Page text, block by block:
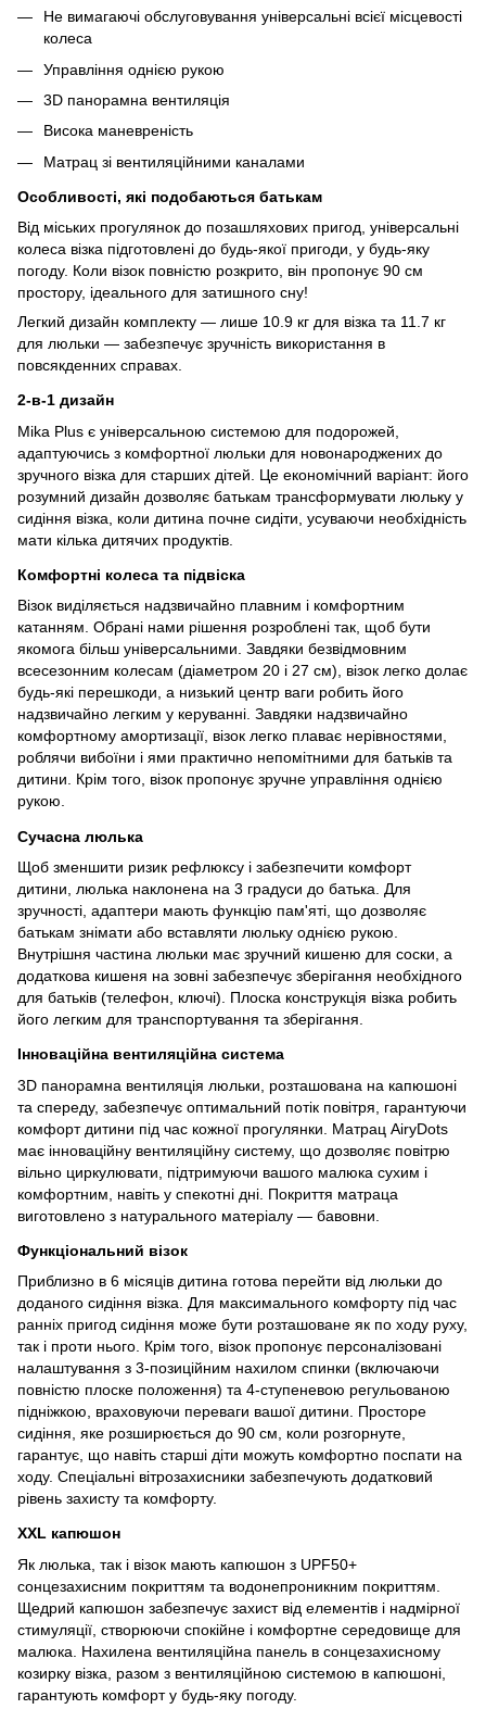
Не вимагаючі обслуговування універсальні всієї місцевості
колеса
Управління однією рукою
3D панорамна вентиляція
Висока маневреність
Матрац зі вентиляційними каналами
Особливості, які подобаються батькам
Від міських прогулянок до позашляхових пригод, універсальні
колеса візка підготовлені до будь-якої пригоди, у будь-яку
погоду. Коли візок повністю розкрито, він пропонує 90 см
простору, ідеального для затишного сну!
Легкий дизайн комплекту — лише 10.9 кг для візка та 11.7 кг
для люльки — забезпечує зручність використання в
повсякденних справах.
2-в-1 дизайн
Mika Plus є універсальною системою для подорожей,
адаптуючись з комфортної люльки для новонароджених до
зручного візка для старших дітей. Це економічний варіант: його
розумний дизайн дозволяє батькам трансформувати люльку у
сидіння візка, коли дитина почне сидіти, усуваючи необхідність
мати кілька дитячих продуктів.
Комфортні колеса та підвіска
Візок виділяється надзвичайно плавним і комфортним
катанням. Обрані нами рішення розроблені так, щоб бути
якомога більш універсальними. Завдяки безвідмовним
всесезонним колесам (діаметром 20 і 27 см), візок легко долає
будь-які перешкоди, а низький центр ваги робить його
надзвичайно легким у керуванні. Завдяки надзвичайно
комфортному амортизації, візок легко плаває нерівностями,
роблячи вибоїни і ями практично непомітними для батьків та
дитини. Крім того, візок пропонує зручне управління однією
рукою.
Сучасна люлька
Щоб зменшити ризик рефлюксу і забезпечити комфорт
дитини, люлька наклонена на 3 градуси до батька. Для
зручності, адаптери мають функцію пам'яті, що дозволяє
батькам знімати або вставляти люльку однією рукою.
Внутрішня частина люльки має зручний кишеню для соски, а
додаткова кишеня на зовні забезпечує зберігання необхідного
для батьків (телефон, ключі). Плоска конструкція візка робить
його легким для транспортування та зберігання.
Інноваційна вентиляційна система
3D панорамна вентиляція люльки, розташована на капюшоні
та спереду, забезпечує оптимальний потік повітря, гарантуючи
комфорт дитини під час кожної прогулянки. Матрац AiryDots
має інноваційну вентиляційну систему, що дозволяє повітрю
вільно циркулювати, підтримуючи вашого малюка сухим і
комфортним, навіть у спекотні дні. Покриття матраца
виготовлено з натурального матеріалу — бавовни.
Функціональний візок
Приблизно в 6 місяців дитина готова перейти від люльки до
доданого сидіння візка. Для максимального комфорту під час
ранніх пригод сидіння може бути розташоване як по ходу руху,
так і проти нього. Крім того, візок пропонує персоналізовані
налаштування з 3-позиційним нахилом спинки (включаючи
повністю плоске положення) та 4-ступеневою регульованою
підніжкою, враховуючи переваги вашої дитини. Просторе
сидіння, яке розширюється до 90 см, коли розгорнуте,
гарантує, що навіть старші діти можуть комфортно поспати на
ходу. Спеціальні вітрозахисники забезпечують додатковий
рівень захисту та комфорту.
XXL капюшон
Як люлька, так і візок мають капюшон з UPF50+
сонцезахисним покриттям та водонепроникним покриттям.
Щедрий капюшон забезпечує захист від елементів і надмірної
стимуляції, створюючи спокійне і комфортне середовище для
малюка. Нахилена вентиляційна панель в сонцезахисному
козирку візка, разом з вентиляційною системою в капюшоні,
гарантують комфорт у будь-яку погоду.